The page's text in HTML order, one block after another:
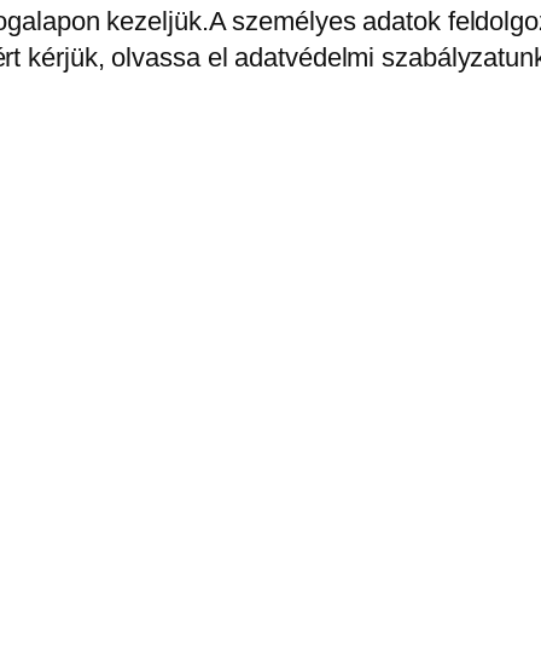
kezeljük.A személyes adatok
kérjük, olvassa el adatvédelmi